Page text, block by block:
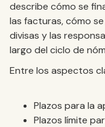
describe cómo se
las facturas, cómo
divisas y las
largo del ciclo de
Entre los aspectos
Plazos para la
Plazos límite